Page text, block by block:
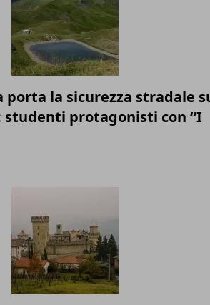
porta la sicurezza stradale
studenti protagonisti con “I